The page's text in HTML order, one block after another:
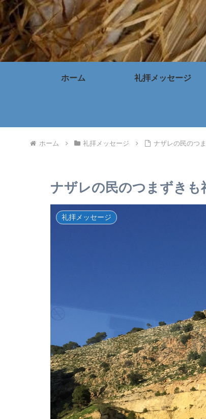
ホーム 礼拝メッセージ
ホーム 礼拝メッセージ ナザレの民のつ
ナザレの民のつまずきも
礼拝メッセージ